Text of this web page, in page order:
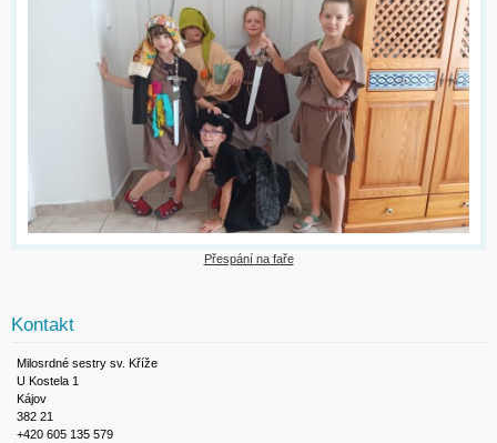
Přespání na faře
Kontakt
Milosrdné sestry sv. Kříže
U Kostela 1
Kájov
382 21
+420 605 135 579